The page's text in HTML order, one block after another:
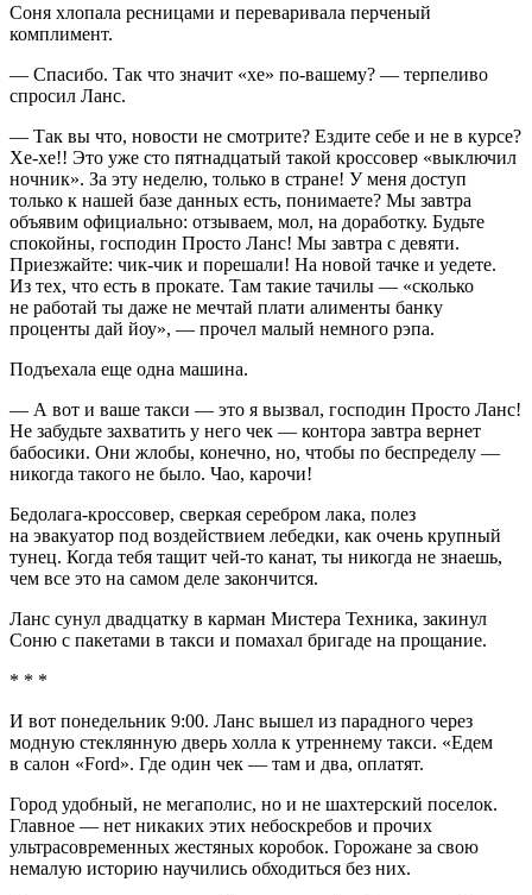
Соня хлопала ресницами и переваривала перченый
комплимент.
— Спасибо. Так что значит «хе» по-вашему? — терпеливо
спросил Ланс.
— Так вы что, новости не смотрите? Ездите себе и не в курсе?
Хе-хе!! Это уже сто пятнадцатый такой кроссовер «выключил
ночник». За эту неделю, только в стране! У меня доступ
только к нашей базе данных есть, понимаете? Мы завтра
объявим официально: отзываем, мол, на доработку. Будьте
спокойны, господин Просто Ланс! Мы завтра с девяти.
Приезжайте: чик-чик и порешали! На новой тачке и уедете.
Из тех, что есть в прокате. Там такие тачилы — «сколько
не работай ты даже не мечтай плати алименты банку
проценты дай йоу», — прочел малый немного рэпа.
Подъехала еще одна машина.
— А вот и ваше такси — это я вызвал, господин Просто Ланс!
Не забудьте захватить у него чек — контора завтра вернет
бабосики. Они жлобы, конечно, но, чтобы по беспределу —
никогда такого не было. Чао, карочи!
Бедолага-кроссовер, сверкая серебром лака, полез
на эвакуатор под воздействием лебедки, как очень крупный
тунец. Когда тебя тащит чей-то канат, ты никогда не знаешь,
чем все это на самом деле закончится.
Ланс сунул двадцатку в карман Мистера Техника, закинул
Соню с пакетами в такси и помахал бригаде на прощание.
* * *
И вот понедельник 9:00. Ланс вышел из парадного через
модную стеклянную дверь холла к утреннему такси. «Едем
в салон «Ford». Где один чек — там и два, оплатят.
Город удобный, не мегаполис, но и не шахтерский поселок.
Главное — нет никаких этих небоскребов и прочих
ультрасовременных жестяных коробок. Горожане за свою
немалую историю научились обходиться без них.